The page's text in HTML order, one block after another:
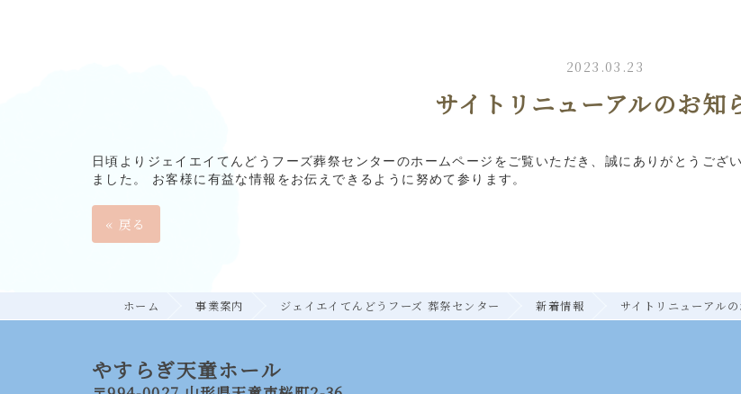
2023.03.23
サイトリニューアルのお知
日頃よりジェイエイてんどうフーズ葬祭センターのホームページをご覧いただき、誠にありがとうご
ました。 お客様に有益な情報をお伝えできるように努めて参ります。
« 戻る
ホーム 事業案内 ジェイエイてんどうフーズ 葬祭センター 新着情報 サイトリニューアル
やすらぎ天童ホール